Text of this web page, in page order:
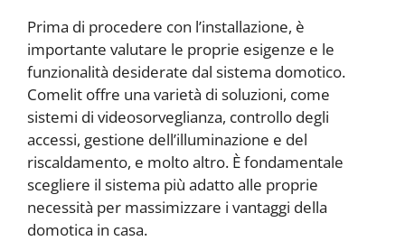
Prima di procedere con l’installazione, è
importante valutare le proprie esigenze e le
funzionalità desiderate dal sistema domotico.
Comelit offre una varietà di soluzioni, come
sistemi di videosorveglianza, controllo degli
accessi, gestione dell’illuminazione e del
riscaldamento, e molto altro. È fondamentale
scegliere il sistema più adatto alle proprie
necessità per massimizzare i vantaggi della
domotica in casa.